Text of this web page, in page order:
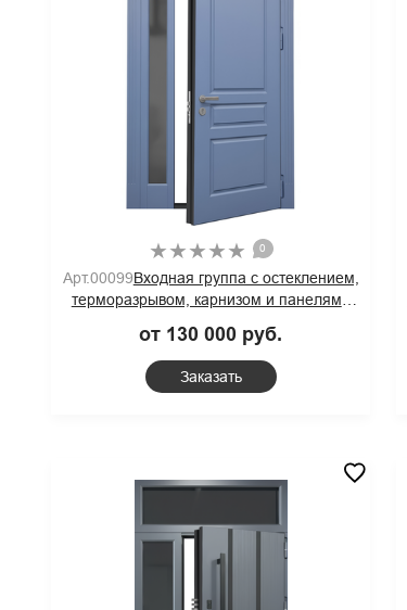
0
Арт.00099Входная группа с остеклением,
терморазрывом, карнизом и панелями
от 130 000 руб.
Заказать